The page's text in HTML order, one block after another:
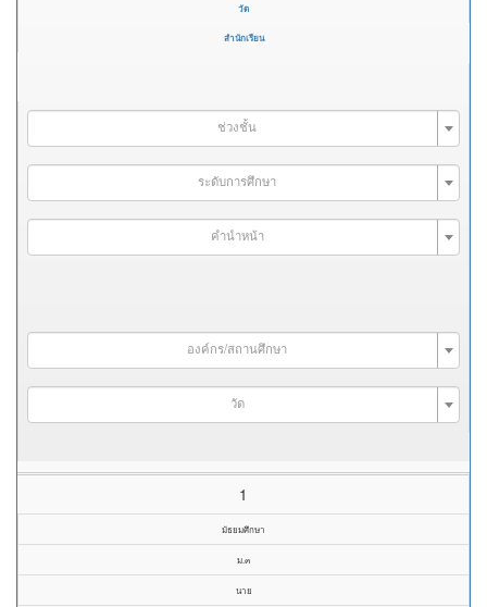
วัด
สำนักเรียน
ช่วงชั้น
ระดับการศึกษา
คำนำหน้า
องค์กร/สถานศึกษา
วัด
1
มัธยมศึกษา
ม.๓
นาย